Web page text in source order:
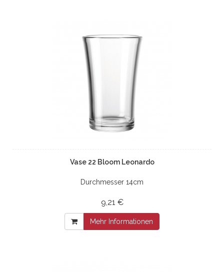
Vase 22 Bloom Leonardo
Durchmesser 14cm
9,21 €
Mehr Informationen